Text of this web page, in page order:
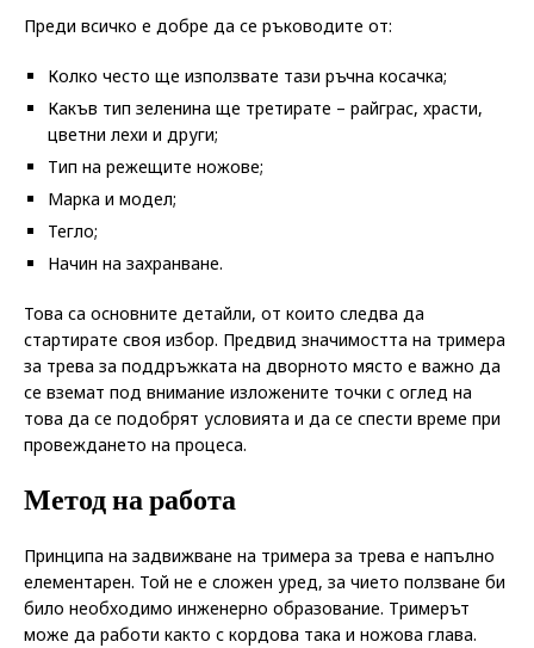
Преди всичко е добре да се ръководите от:
Колко често ще използвате тази ръчна косачка;
Какъв тип зеленина ще третирате – райграс, храсти,
цветни лехи и други;
Тип на режещите ножове;
Марка и модел;
Тегло;
Начин на захранване.
Това са основните детайли, от които следва да
стартирате своя избор. Предвид значимостта на тримера
за трева за поддръжката на дворното място е важно да
се вземат под внимание изложените точки с оглед на
това да се подобрят условията и да се спести време при
провеждането на процеса.
Метод на работа
Принципа на задвижване на тримера за трева е напълно
елементарен. Той не е сложен уред, за чието ползване би
било необходимо инженерно образование. Тримерът
може да работи както с кордова така и ножова глава.